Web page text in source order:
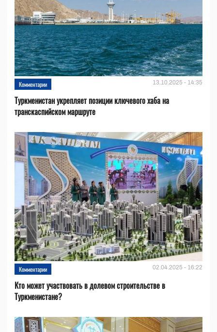
Комментарии 13.10.2025 - 14:35
Туркменистан укрепляет позиции ключевого хаба на
транскаспийском маршруте
Комментарии 02.04.2025 - 16:22
Кто может участвовать в долевом строительстве в
Туркменистане?